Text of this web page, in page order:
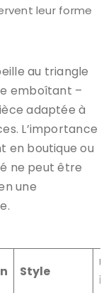
leur forme
au triangle
emboîtant –
adaptée à
L’importance
en boutique ou
ne peut être
une
Style